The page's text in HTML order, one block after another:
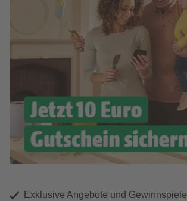
Exklusive Angebote und Gewinnspiele